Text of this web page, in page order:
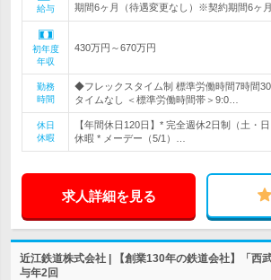
給与
期間6ヶ月（待遇変更なし）※契約期間6ヶ
初年度
年収
430万円～670万円
勤務
時間
◆フレックスタイム制 標準労働時間7時間
タイムなし ＜標準労働時間帯＞9:0…
休日
休暇
【年間休日120日】* 完全週休2日制（土・
休暇 * メーデー（5/1）…
求人詳細を見る
近江鉄道株式会社 | 【創業130年の鉄道会社】「西
与年2回